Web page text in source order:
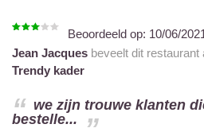
Beoordeeld op: 10/06/
Jean Jacques beveelt dit restaurant
Trendy kader
we zijn trouwe klanten
bestelle...